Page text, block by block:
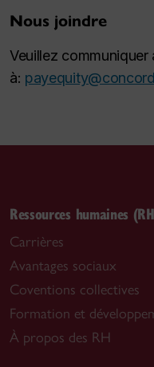
Nous joindre
Veuillez
à:
Ressources humaines
Carrières
Avantages sociaux
Coventions collectives
Formation et
À propos des RH